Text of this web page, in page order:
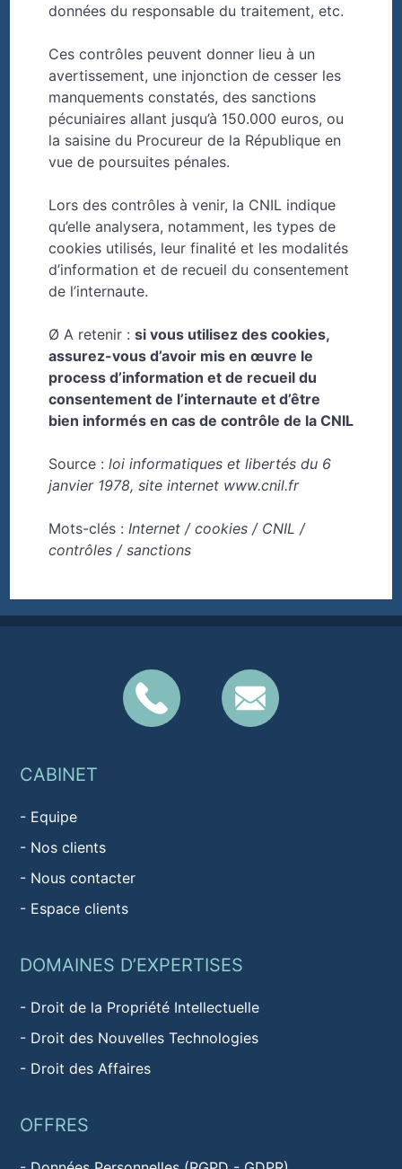
données du responsable du traitement, etc.
Ces contrôles peuvent donner lieu à un
avertissement, une injonction de cesser les
manquements constatés, des sanctions
pécuniaires allant jusqu’à 150.000 euros, ou
la saisine du Procureur de la République en
vue de poursuites pénales.
Lors des contrôles à venir, la CNIL indique
qu’elle analysera, notamment, les types de
cookies utilisés, leur finalité et les modalités
d’information et de recueil du consentement
de l’internaute.
Ø A retenir : si vous utilisez des cookies,
assurez-vous d’avoir mis en œuvre le
process d’information et de recueil du
consentement de l’internaute et d’être
bien informés en cas de contrôle de la CNIL
Source : loi informatiques et libertés du 6
janvier 1978, site internet www.cnil.fr
Mots-clés : Internet / cookies / CNIL /
contrôles / sanctions
CABINET
- Equipe
- Nos clients
- Nous contacter
- Espace clients
DOMAINES D’EXPERTISES
- Droit de la Propriété Intellectuelle
- Droit des Nouvelles Technologies
- Droit des Affaires
OFFRES